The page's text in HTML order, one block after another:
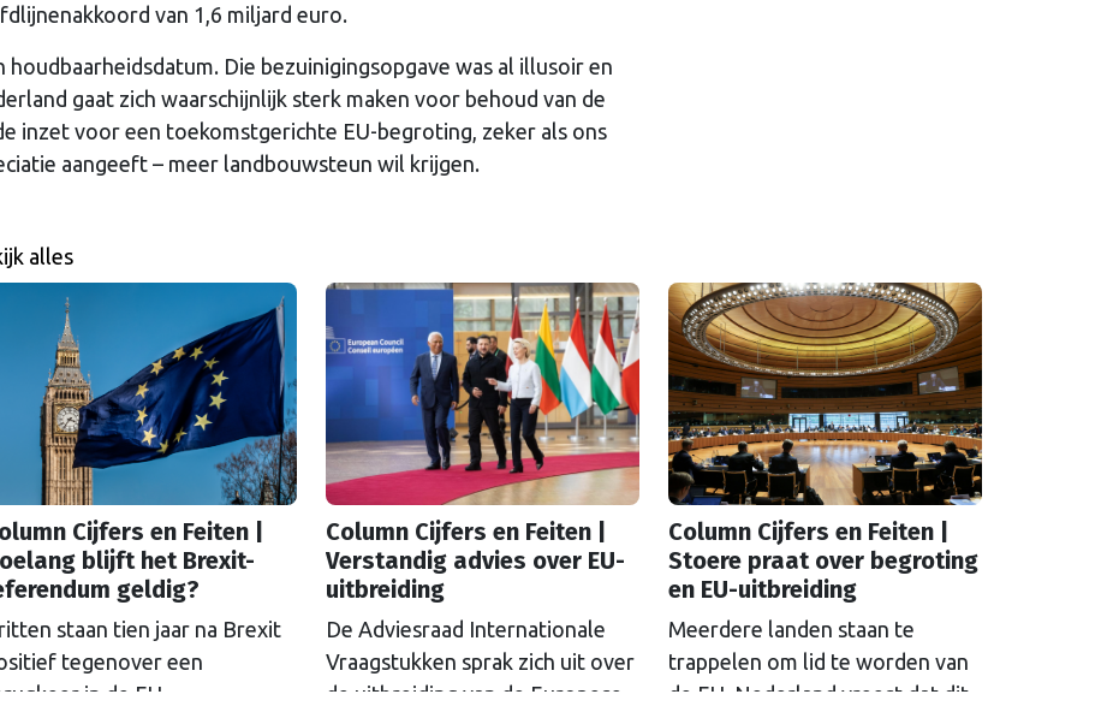
van 1,6 miljard euro.
Die bezuinigingsopgave was al illusoir en
gaat zich waarschijnlijk sterk maken voor behoud van de
inzet voor een toekomstgerichte EU-begroting, zeker als ons
aangeeft – meer landbouwsteun wil krijgen.
alles
Cijfers en Feiten |
blijft het Brexit-
geldig?
staan tien jaar na Brexit
tegenover een
in de EU.
Column Cijfers en Feiten |
Verstandig advies over EU-
uitbreiding
De Adviesraad Internationale
Vraagstukken sprak zich uit over
de uitbreiding van de Europese
Column Cijfers en Feiten |
Stoere praat over begroting
en EU-uitbreiding
Meerdere landen staan te
trappelen om lid te worden van
de EU. Nederland vreest dat dit